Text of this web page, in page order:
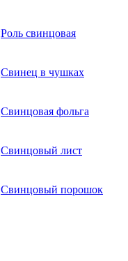
Роль свинцовая
Свинец в чушках
Свинцовая фольга
Свинцовый лист
Свинцовый порошок